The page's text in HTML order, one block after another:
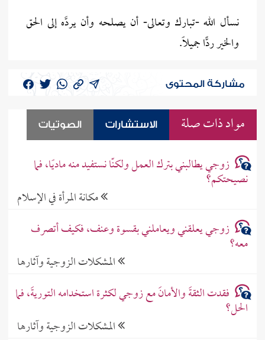
نسأل الله -تبارك وتعالى- أن يصلحه وأن يردَّه إلى الحق
والخير ردًّا جميلًا.
مشاركة المحتوى
مواد ذات صلة الاستشارات الصوتيات
زوجي يطالبني بترك العمل ولكنّا نستفيد منه ماديًا، فما
نصيحتكم؟
مكانة المرأة في الإسلام
زوجي يعلقني ويعاملني بقسوة وعنف، فكيف أتصرف
معه؟
المشكلات الزوجية وآثارها
فقدت الثقةَ والأمانَ مع زوجي لكثرة استخدامه التوريةَ، فما
الحل؟
المشكلات الزوجية وآثارها